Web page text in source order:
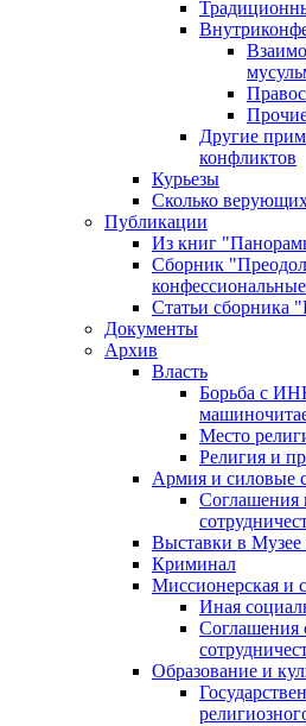
Другие
конфликтов
Курьезы
Сколько
Публикации
Из книг
Сборник
Статьи сборника
Документы
Архив
Власть
Борьба с
Место
Религия и
Армия и силовые
Соглашения
Выставки в
Криминал
Миссионерская и
Иная
Соглашения
Образование и